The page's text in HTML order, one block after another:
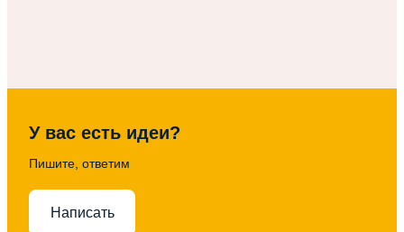
У вас есть идеи?
Пишите, ответим
Написать